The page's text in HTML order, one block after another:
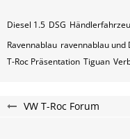
Diesel 1.5 DSG
Ravennablau ravennablau und
T-Roc Präsentation Tiguan
VW T-Roc Forum